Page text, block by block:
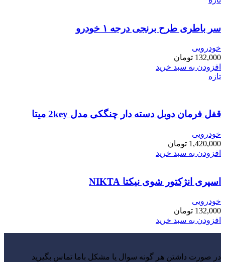
سر باطری طرح برنجی درجه ۱ خودرو
خودرویی
132,000 تومان
افزودن به سبد خرید
تازه
قفل فرمان دوبل دسته دار چنگکی مدل 2key میتا
خودرویی
1,420,000 تومان
افزودن به سبد خرید
اسپری انژکتور شوی نیکتا NIKTA
خودرویی
132,000 تومان
افزودن به سبد خرید
در صورت داشتن هر گونه سوال یا مشکل باما تماس بگیرید